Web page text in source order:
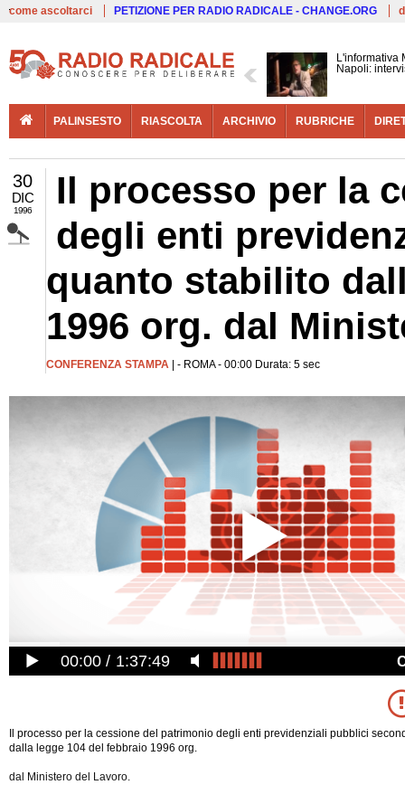
come ascoltarci PETIZIONE PER RADIO RADICALE - CHANGE.ORG
L'informativa
Napoli:
PALINSESTO RIASCOLTA ARCHIVIO RUBRICHE
30
DIC
1996
Il processo per la
degli enti
quanto stabilito
1996 org. dal
CONFERENZA STAMPA | - ROMA - 00:00 Durata: 5 sec
00:00 1:37:49
Il processo per la cessione del patrimonio degli enti previdenziali pubblici
dalla legge 104 del febbraio 1996 org.
dal Ministero del Lavoro.